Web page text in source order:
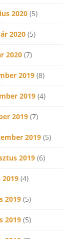
2020 (5)
2020 (5)
2020 (7)
2019 (8)
2019 (4)
2019 (7)
2019 (5)
2019 (6)
(4)
2019 (5)
2019 (5)